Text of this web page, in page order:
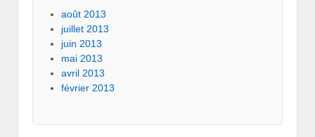
août 2013
juillet 2013
juin 2013
mai 2013
avril 2013
février 2013